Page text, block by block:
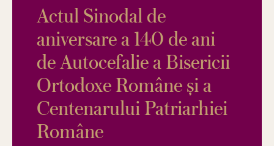
Actul Sinodal de
aniversare a 140 de ani
de Autocefalie a Bisericii
Ortodoxe Române și a
Centenarului Patriarhiei
Române